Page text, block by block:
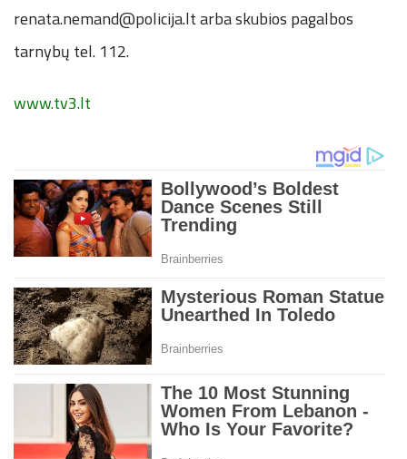
renata.nemand@policija.lt arba skubios pagalbos
tarnybų tel. 112.
www.tv3.lt